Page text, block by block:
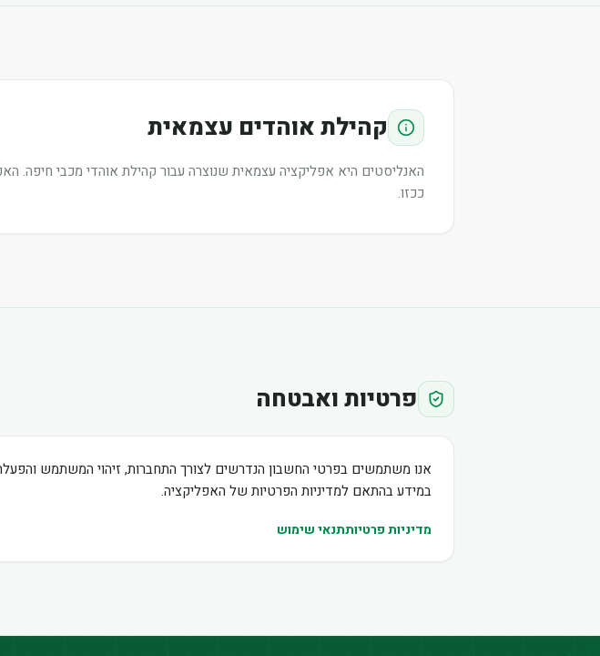
קהילת אוהדים עצמאית
האנליסטים היא אפליקציה עצמאית שנוצרה עבור קהילת אוהדי מכבי חיפה.
ככזו.
פרטיות ואבטחה
אנו משתמשים בפרטי החשבון הנדרשים לצורך התחברות, זיהוי המשתמש
במידע בהתאם למדיניות הפרטיות של האפליקציה.
מדיניות פרטיותתנאי שימוש